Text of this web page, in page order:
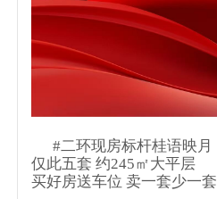
      #二环现房标杆桂语映月
仅此五套 约245㎡大平层
买好房送车位 卖一套少一套